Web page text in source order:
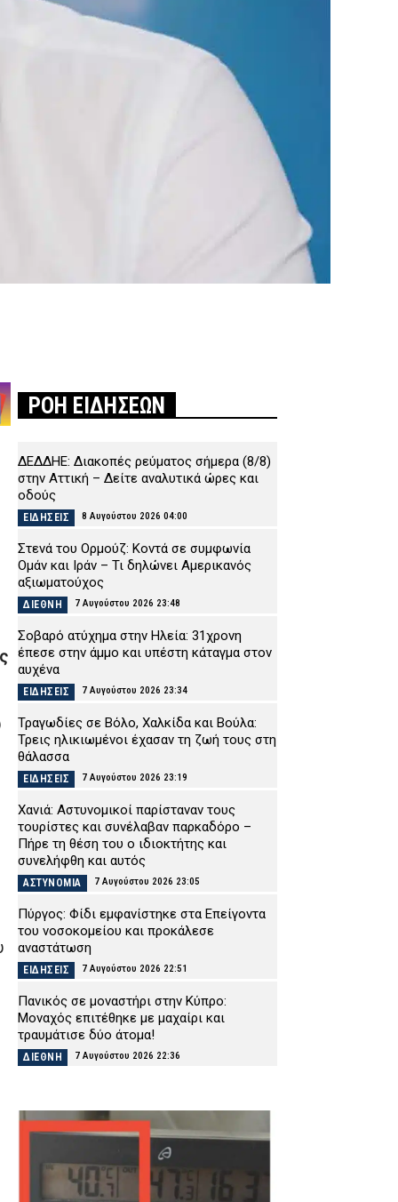
ΡΟΗ ΕΙΔΗΣΕΩΝ
ΔΕΔΔΗΕ: Διακοπές ρεύματος σήμερα (8/8)
στην Αττική – Δείτε αναλυτικά ώρες και
οδούς
ΕΙΔΗΣΕΙΣ 8 Αυγούστου 2026 04:00
Στενά του Ορμούζ: Κοντά σε συμφωνία
Ομάν και Ιράν – Τι δηλώνει Αμερικανός
αξιωματούχος
ΔΙΕΘΝΗ 7 Αυγούστου 2026 23:48
Σοβαρό ατύχημα στην Ηλεία: 31χρονη
έπεσε στην άμμο και υπέστη κάταγμα στον
αυχένα
ΕΙΔΗΣΕΙΣ 7 Αυγούστου 2026 23:34
Τραγωδίες σε Βόλο, Χαλκίδα και Βούλα:
Τρεις ηλικιωμένοι έχασαν τη ζωή τους στη
θάλασσα
ΕΙΔΗΣΕΙΣ 7 Αυγούστου 2026 23:19
Χανιά: Αστυνομικοί παρίσταναν τους
τουρίστες και συνέλαβαν παρκαδόρο –
Πήρε τη θέση του ο ιδιοκτήτης και
συνελήφθη και αυτός
ΑΣΤΥΝΟΜΙΑ 7 Αυγούστου 2026 23:05
Πύργος: Φίδι εμφανίστηκε στα Επείγοντα
του νοσοκομείου και προκάλεσε
αναστάτωση
ΕΙΔΗΣΕΙΣ 7 Αυγούστου 2026 22:51
Πανικός σε μοναστήρι στην Κύπρο:
Μοναχός επιτέθηκε με μαχαίρι και
τραυμάτισε δύο άτομα!
ΔΙΕΘΝΗ 7 Αυγούστου 2026 22:36
πολυκατοικία
7 Αυγούστου 2026 22:22
Νέα Αγχίαλος: Σάτυρος αυνανιζόταν
κοιτώντας την 13χρονη γειτόνισσά του –